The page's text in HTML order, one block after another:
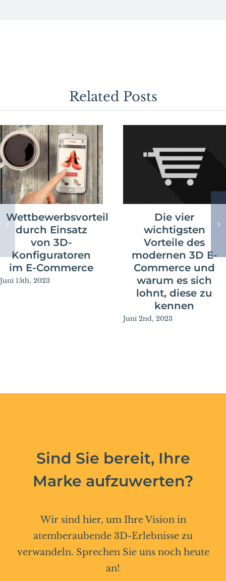
Related Posts
Wettbewerbsvorteil
durch Einsatz
von 3D-
Konfiguratoren
im E-Commerce
Juni 15th, 2023
Die vier
wichtigsten
Vorteile des
modernen 3D E-
Commerce und
warum es sich
lohnt, diese zu
kennen
Juni 2nd, 2023
Sind Sie bereit, Ihre
Marke aufzuwerten?
Wir sind hier, um Ihre Vision in
atemberaubende 3D-Erlebnisse zu
verwandeln. Sprechen Sie uns noch heute
an!